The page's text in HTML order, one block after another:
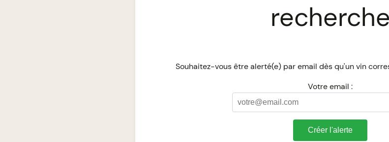
recherche
Souhaitez-vous être alerté(e) par email dès qu'un vin
Votre email :
Créer l'alerte